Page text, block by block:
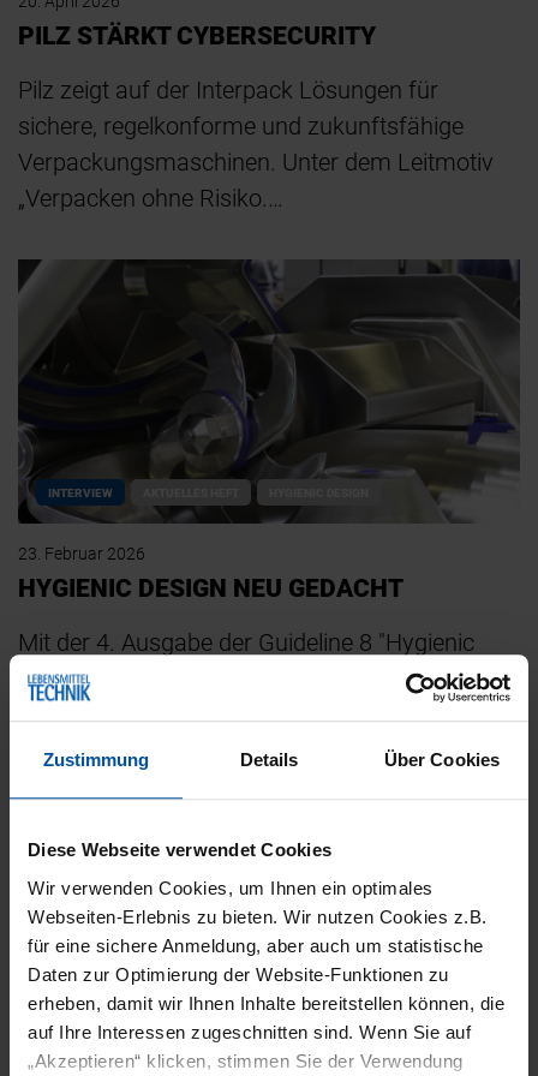
Zustimmung Details Über Cookies
Diese Webseite verwendet Cookies
Wir verwenden Cookies, um Ihnen ein optimales
Webseiten-Erlebnis zu bieten. Wir nutzen Cookies z.B.
für eine sichere Anmeldung, aber auch um statistische
Daten zur Optimierung der Website-Funktionen zu
erheben, damit wir Ihnen Inhalte bereitstellen können, die
auf Ihre Interessen zugeschnitten sind. Wenn Sie auf
„Akzeptieren“ klicken, stimmen Sie der Verwendung
PILZ STÄRKT CYBERSECURITY
Pilz zeigt auf der Interpack Lösungen für
sichere, regelkonforme und zukunftsfähige
Verpackungsmaschinen. Unter dem Leitmotiv
„Verpacken ohne Risiko.…
INTERVIEW
23. Februar 2026
HYGIENIC DESIGN NEU GEDACHT
Mit der 4. Ausgabe der Guideline 8 "Hygienic
Design Principles" hat die European Hygienic
Engineering and Design Group (EHEDG) ihr
Basisdokument…
HYGIENE